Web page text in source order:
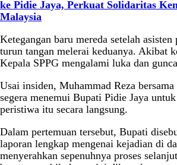
ke Pidie Jaya, Perkuat Solidaritas
Malaysia
Ketegangan baru mereda setelah
turun tangan melerai keduanya. Akibat
Kepala SPPG mengalami luka dan
Usai insiden, Muhammad Reza
segera menemui Bupati Pidie Jaya
peristiwa itu secara langsung.
Dalam pertemuan tersebut, Bupati
laporan lengkap mengenai kejadian di
menyerahkan sepenuhnya proses